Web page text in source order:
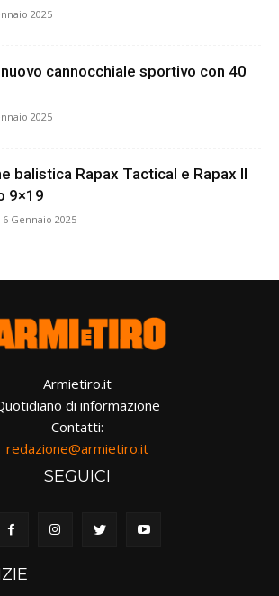
2025
cannocchiale sportivo con 40
2025
balistica Rapax Tactical e Rapax II
9×19
6 Gennaio 2025
Armietiro.it
di informazione
Contatti:
redazione@armietiro.it
SEGUICI